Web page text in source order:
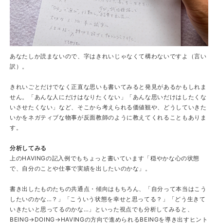
あなたしか読まないので、字はきれいじゃなくて構わないですよ（言い
訳）。
きれいごとだけでなく正直な思いも書いてみると発見があるかもしれま
せん。「あんな人にだけはなりたくない」「あんな思いだけはしたくな
いさせたくない」など、そこから考えられる価値観や、どうしていきた
いかをネガティブな物事が反面教師のように教えてくれることもありま
す。
分析してみる
上のHAVINGの記入例でもちょっと書いています「穏やかな心の状態
で、自分のことや仕事で実績を出したいのかな」。
書き出したものたちの共通点・傾向はもちろん、「自分って本当はこう
したいのかな…？」「こういう状態を幸せと思ってる？」「どう生きて
いきたいと思ってるのかな…」といった視点でも分析してみると、
BEING→DOING→HAVINGの方向で進められるBEINGを導き出すヒント